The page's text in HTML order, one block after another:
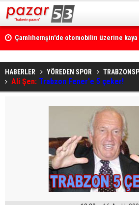
Çamlıhemşin'de otomobilin üzerine kaya
HABERLER YÖREDEN SPOR
Ali Şen: Trabzon Fener'e 5 çeker!